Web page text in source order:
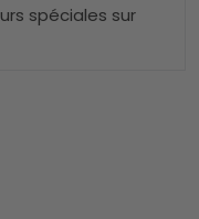
spéciales sur